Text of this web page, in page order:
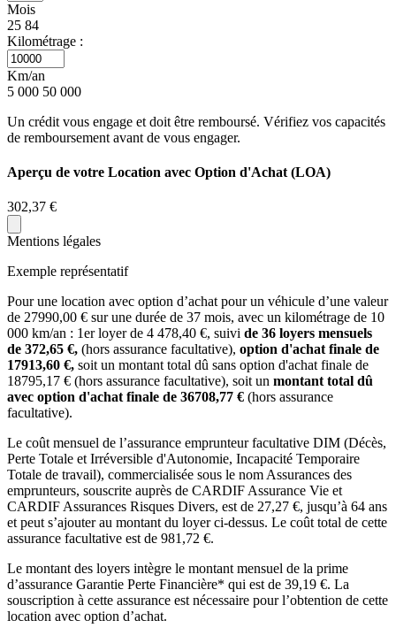
Mois
25 84
Kilométrage :
Km/an
5 000 50 000
Un crédit vous engage et doit être remboursé. Vérifiez vos capacités
de remboursement avant de vous engager.
Aperçu de votre Location avec Option d'Achat (LOA)
302,37 €
Mentions légales
Exemple représentatif
Pour une location avec option d’achat pour un véhicule d’une valeur
de 27990,00 € sur une durée de 37 mois, avec un kilométrage de 10
000 km/an : 1er loyer de 4 478,40 €, suivi de 36 loyers mensuels
de 372,65 €, (hors assurance facultative), option d'achat finale de
17913,60 €, soit un montant total dû sans option d'achat finale de
18795,17 € (hors assurance facultative), soit un montant total dû
avec option d'achat finale de 36708,77 € (hors assurance
facultative).
Le coût mensuel de l’assurance emprunteur facultative DIM (Décès,
Perte Totale et Irréversible d'Autonomie, Incapacité Temporaire
Totale de travail), commercialisée sous le nom Assurances des
emprunteurs, souscrite auprès de CARDIF Assurance Vie et
CARDIF Assurances Risques Divers, est de 27,27 €, jusqu’à 64 ans
et peut s’ajouter au montant du loyer ci-dessus. Le coût total de cette
assurance facultative est de 981,72 €.
Le montant des loyers intègre le montant mensuel de la prime
d’assurance Garantie Perte Financière* qui est de 39,19 €. La
souscription à cette assurance est nécessaire pour l’obtention de cette
location avec option d’achat.